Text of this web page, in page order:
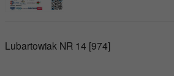
Lubartowiak NR 14 [974]